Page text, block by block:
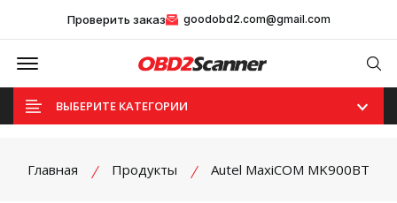
Проверить заказ goodobd2.com@gmail.com
Offcanvas Menu Open
ВЫБЕРИТЕ КАТЕГОРИИ
Главная Продукты Autel MaxiCOM MK900BT